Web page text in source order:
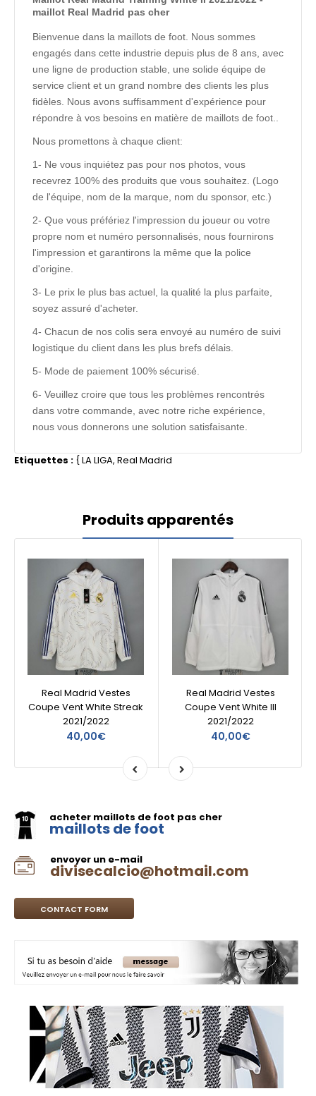
maillot Real Madrid pas cher
Bienvenue dans la maillots de foot. Nous sommes
engagés dans cette industrie depuis plus de 8 ans, avec
une ligne de production stable, une solide équipe de
service client et un grand nombre des clients les plus
fidèles. Nous avons suffisamment d'expérience pour
répondre à vos besoins en matière de maillots de foot..
Nous promettons à chaque client:
1- Ne vous inquiétez pas pour nos photos, vous
recevrez 100% des produits que vous souhaitez. (Logo
de l'équipe, nom de la marque, nom du sponsor, etc.)
2- Que vous préfériez l'impression du joueur ou votre
propre nom et numéro personnalisés, nous fournirons
l'impression et garantirons la même que la police
d'origine.
3- Le prix le plus bas actuel, la qualité la plus parfaite,
soyez assuré d'acheter.
4- Chacun de nos colis sera envoyé au numéro de suivi
logistique du client dans les plus brefs délais.
5- Mode de paiement 100% sécurisé.
6- Veuillez croire que tous les problèmes rencontrés
dans votre commande, avec notre riche expérience,
nous vous donnerons une solution satisfaisante.
Etiquettes : {LA LIGA, Real Madrid
Produits apparentés
Real Madrid Vestes
Coupe Vent White Streak
2021/2022
40,00€
Real Madrid Vestes
Coupe Vent White III
2021/2022
40,00€
acheter maillots de foot pas cher
maillots de foot
envoyer un e-mail
divisecalcio@hotmail.com
CONTACT FORM